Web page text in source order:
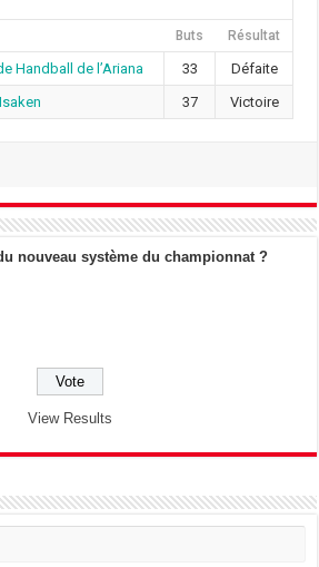
Buts Résultat
Handball de l’Ariana 33
Défaite
37 Victoire
nouveau système du championnat ?
View Results